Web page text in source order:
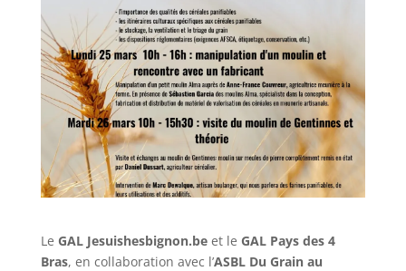
Le GAL Jesuishesbignon.be et le GAL Pays des 4
Bras, en collaboration avec l’ASBL Du Grain au